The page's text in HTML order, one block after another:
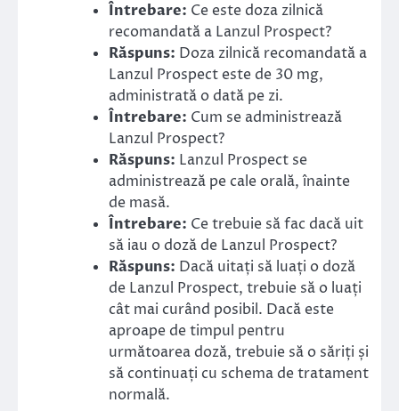
Întrebare: Ce este doza zilnică
recomandată a Lanzul Prospect?
Răspuns: Doza zilnică recomandată a
Lanzul Prospect este de 30 mg,
administrată o dată pe zi.
Întrebare: Cum se administrează
Lanzul Prospect?
Răspuns: Lanzul Prospect se
administrează pe cale orală, înainte
de masă.
Întrebare: Ce trebuie să fac dacă uit
să iau o doză de Lanzul Prospect?
Răspuns: Dacă uitați să luați o doză
de Lanzul Prospect, trebuie să o luați
cât mai curând posibil. Dacă este
aproape de timpul pentru
următoarea doză, trebuie să o săriți și
să continuați cu schema de tratament
normală.